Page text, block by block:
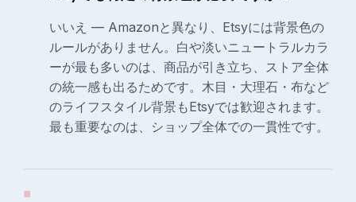
いいえ — Amazonと異なり、Etsyには背景色の
ルールがありません。白や淡いニュートラルカラ
ーが最も多いのは、商品が引き立ち、ストア全体
の統一感も出るためです。木目・大理石・布など
のライフスタイル背景もEtsyでは歓迎されます。
最も重要なのは、ショップ全体での一貫性です。